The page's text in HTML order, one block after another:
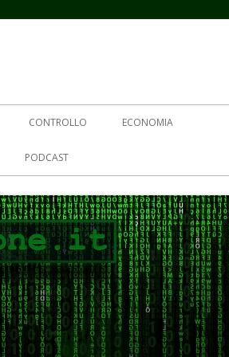
CONTROLLO ECONOMIA
PODCAST